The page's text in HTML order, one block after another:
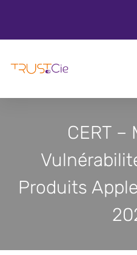
CERT –
Produits